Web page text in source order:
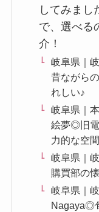
してみまし
で、選べる
介！
岐阜県｜
昔ながら
れしい♪
岐阜県｜
絵夢◎旧電
力的な空
岐阜県｜
購買部の
岐阜県｜
Nagaya◎